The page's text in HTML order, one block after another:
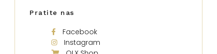
Pratite nas
Facebook
Instagram